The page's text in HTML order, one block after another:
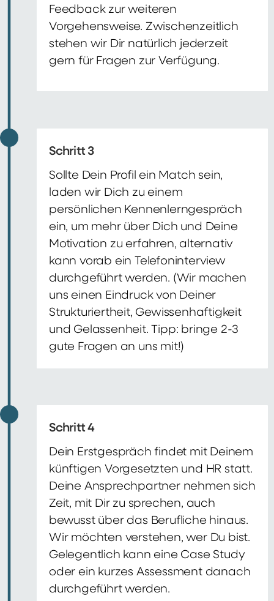
Feedback zur weiteren
Vorgehensweise. Zwischenzeitlich
stehen wir Dir natürlich jederzeit
gern für Fragen zur Verfügung.
Schritt 3
Sollte Dein Profil ein Match sein,
laden wir Dich zu einem
persönlichen Kennenlerngespräch
ein, um mehr über Dich und Deine
Motivation zu erfahren, alternativ
kann vorab ein Telefoninterview
durchgeführt werden. (Wir machen
uns einen Eindruck von Deiner
Strukturiertheit, Gewissenhaftigkeit
und Gelassenheit. Tipp: bringe 2-3
gute Fragen an uns mit!)
Schritt 4
Dein Erstgespräch findet mit Deinem
künftigen Vorgesetzten und HR statt.
Deine Ansprechpartner nehmen sich
Zeit, mit Dir zu sprechen, auch
bewusst über das Berufliche hinaus.
Wir möchten verstehen, wer Du bist.
Gelegentlich kann eine Case Study
oder ein kurzes Assessment danach
durchgeführt werden.